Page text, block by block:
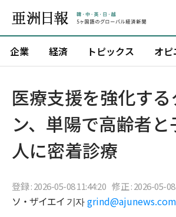
企業 経済 トピックス オピ
医療支援を強化す
ン、単陽で高齢者
人に密着診療
登録 : 2026-05-08 11:44:20 修正 : 2026-05-
ソ・ザイエイ 기자 grind@ajunews.com